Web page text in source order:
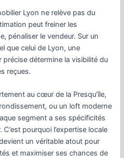
Lyon ne relève pas du
peut freiner les
pénaliser le vendeur. Sur un
que celui de Lyon, une
précise détermine la visibilité du
reçues.
au cœur de la Presqu’île,
ou un loft moderne
segment a ses spécificités
pourquoi l’expertise locale
un véritable atout pour
et maximiser ses chances de